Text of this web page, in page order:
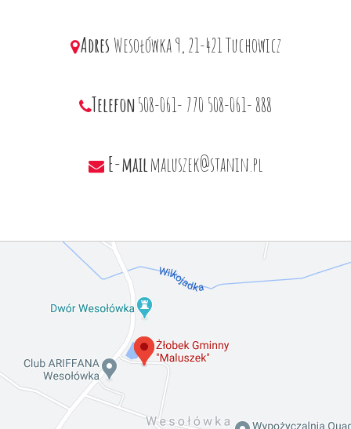
Adres Wesołówka 9, 21-421 Tuchowicz
Telefon508-061- 770 508-061- 888
E-mail maluszek@stanin.pl